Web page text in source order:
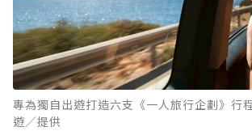
專為獨自出遊打造六支《一人旅行企劃》
遊／提供